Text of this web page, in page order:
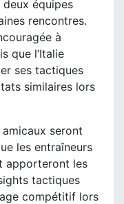
équipes
rencontres.
à
que l’Italie
ses tactiques
similaires lors
seront
les entraîneurs
apporteront les
tactiques
compétitif lors